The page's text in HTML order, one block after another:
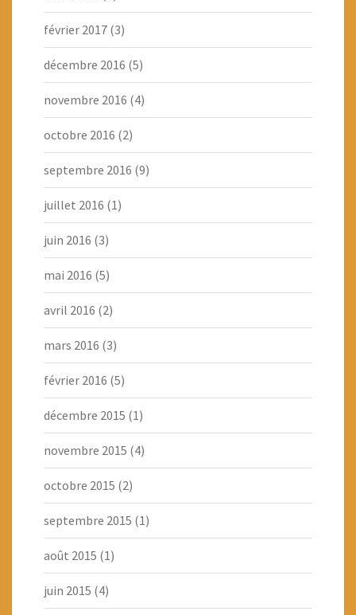
février 2017 (3)
décembre 2016 (5)
novembre 2016 (4)
octobre 2016 (2)
septembre 2016 (9)
juillet 2016 (1)
juin 2016 (3)
mai 2016 (5)
avril 2016 (2)
mars 2016 (3)
février 2016 (5)
décembre 2015 (1)
novembre 2015 (4)
octobre 2015 (2)
septembre 2015 (1)
août 2015 (1)
juin 2015 (4)